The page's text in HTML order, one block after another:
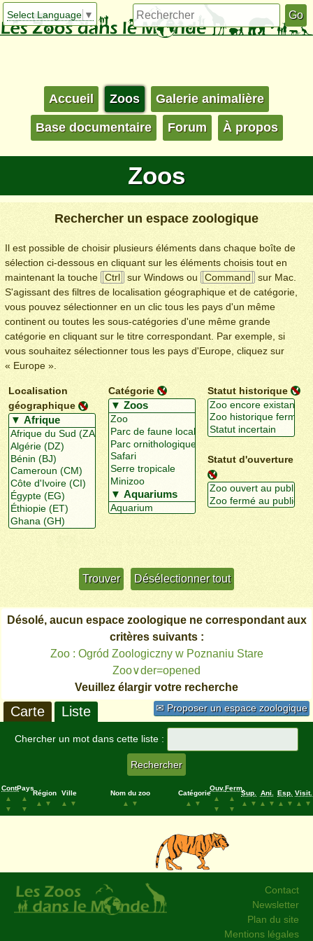
Select Language ▼
Accueil Zoos Galerie animalière
Base documentaire Forum À propos
Zoos
Rechercher un espace zoologique
Il est possible de choisir plusieurs éléments dans chaque boîte de
sélection ci-dessous en cliquant sur les éléments choisis tout en
maintenant la touche
Ctrl sur Windows ou Command
sur Mac.
S'agissant des filtres de localisation géographique et de catégorie,
vous pouvez sélectionner en un clic tous les pays d'un même
continent ou toutes les sous-catégories d'une même grande
catégorie en cliquant sur le titre correspondant. Par exemple, si
vous souhaitez sélectionner tous les pays d'Europe, cliquez sur
« Europe ».
Localisation
géographique
Catégorie Statut historique
Statut d'ouverture
Désolé, aucun espace zoologique ne correspondant aux
critères suivants :
Zoo : Ogród Zoologiczny w Poznaniu Stare
Zoo∨der=opened
Veuillez élargir votre recherche
✉ Proposer un espace zoologique
Carte Liste
Chercher un mot dans cette liste :
Cont.
▲
▼
Pays
▲
▼
Région
▲
▼
Ville
▲
▼
Nom du zoo
▲
▼
Catégorie
▲
▼
Ouv.
▲
▼
Ferm.
▲
▼
Sup.
▲
▼
Ani.
▲
▼
Esp.
▲
▼
Visit.
▲
▼
Contact
Newsletter
Plan du site
Mentions légales